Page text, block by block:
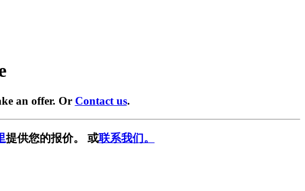
an offer. Or Contact us.
提供您的报价。 或联系我们。